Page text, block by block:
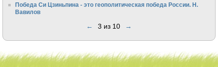
Победа Си Цзиньпина - это геополитическая победа России. Н.
Вавилов
← 3 из 10 →